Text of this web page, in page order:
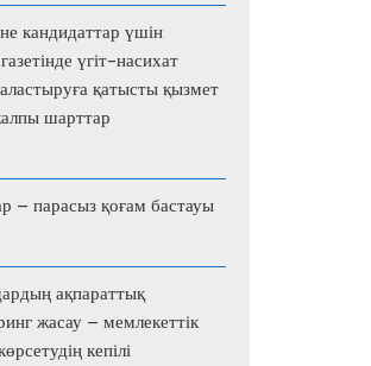
кандидаттар үшін
үгіт-насихат
қатысты қызмет
шарттар
– парасыз қоғам бастауы
ақпараттық
жасау – мемлекеттік
кепілі